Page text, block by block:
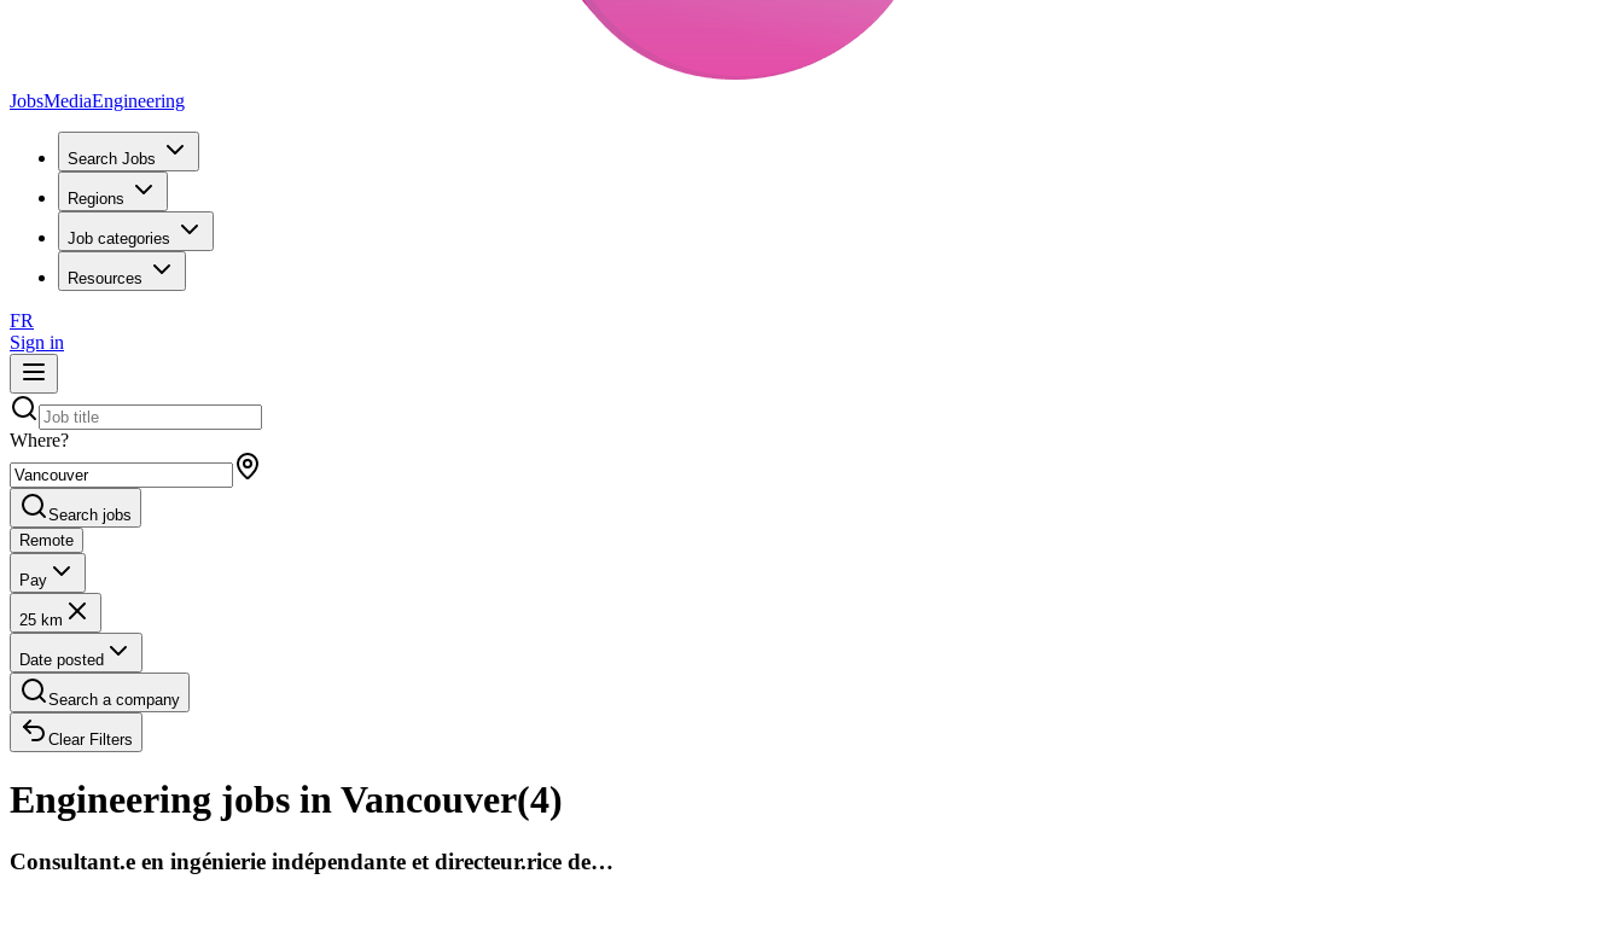
JobsMediaEngineering
Search Jobs
Regions
Job categories
Resources
FR
Sign in
Where?
Search jobs
Remote
Pay
25 km
Date posted
Search a company
Clear Filters
Engineering jobs in Vancouver(4)
Consultant.e en ingénierie indépendante et directeur.rice de…